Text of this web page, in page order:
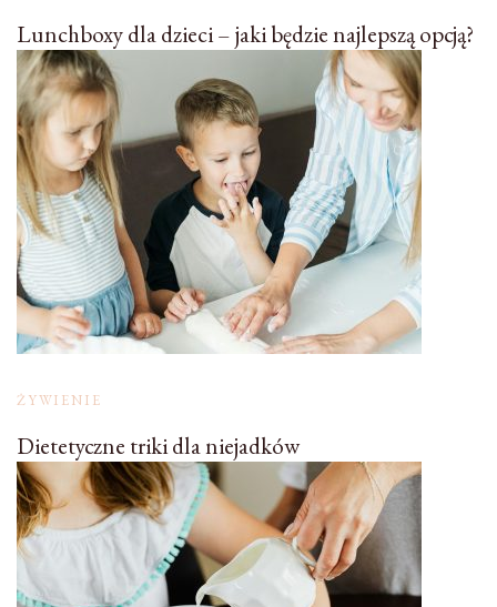
Lunchboxy dla dzieci – jaki będzie najlepszą opcją?
ŻYWIENIE
Dietetyczne triki dla niejadków